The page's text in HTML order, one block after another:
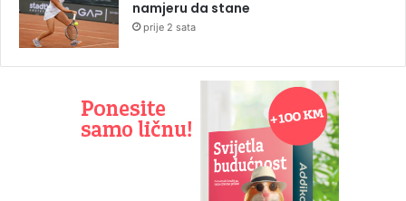
namjeru da stane
prije 2 sata